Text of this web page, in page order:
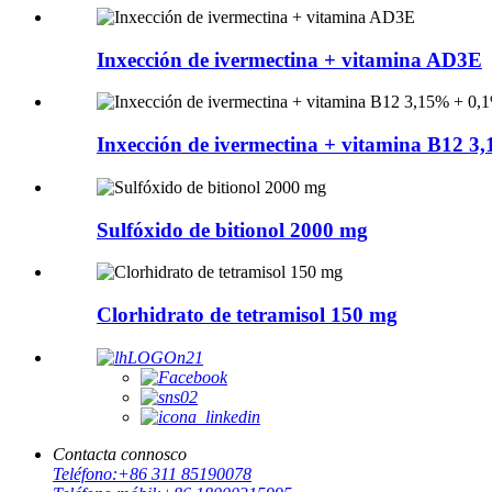
Inxección de ivermectina + vitamina AD3E
Inxección de ivermectina + vitamina B12
Sulfóxido de bitionol 2000 mg
Clorhidrato de tetramisol 150 mg
Contacta connosco
Teléfono:+86 311 85190078